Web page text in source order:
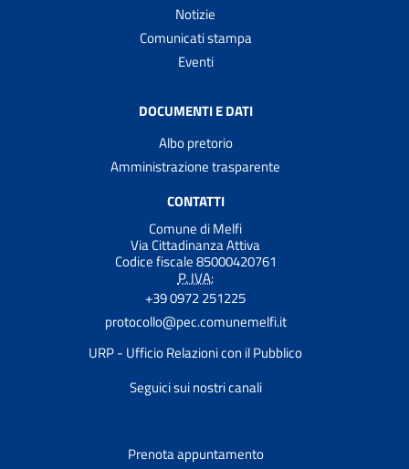
Notizie
Comunicati stampa
Eventi
DOCUMENTI E DATI
Albo pretorio
Amministrazione trasparente
CONTATTI
Comune di Melfi
Via Cittadinanza Attiva
Codice fiscale 85000420761
P. IVA:
+39 0972 251225
protocollo@pec.comunemelfi.it
URP - Ufficio Relazioni con il Pubblico
Seguici sui nostri canali
Prenota appuntamento